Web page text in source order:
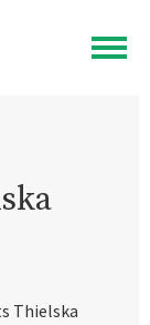
Visa
meny
Thielska